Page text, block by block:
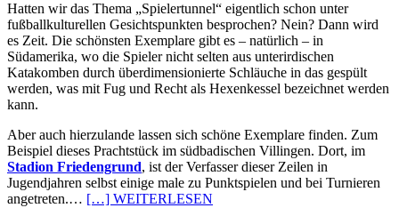
Hatten wir das Thema „Spielertunnel“ eigentlich schon unter
fußballkulturellen Gesichtspunkten besprochen? Nein? Dann wird
es Zeit. Die schönsten Exemplare gibt es – natürlich – in
Südamerika, wo die Spieler nicht selten aus unterirdischen
Katakomben durch überdimensionierte Schläuche in das gespült
werden, was mit Fug und Recht als Hexenkessel bezeichnet werden
kann.
Aber auch hierzulande lassen sich schöne Exemplare finden. Zum
Beispiel dieses Prachtstück im südbadischen Villingen. Dort, im
Stadion Friedengrund, ist der Verfasser dieser Zeilen in
Jugendjahren selbst einige male zu Punktspielen und bei Turnieren
angetreten.… […] WEITERLESEN